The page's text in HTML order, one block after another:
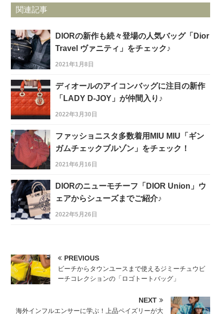
関連記事
DIORの新作も続々登場の人気バッグ「Dior
Travel ヴァニティ」をチェック♪
2021年1月8日
ディオールのアイコンバッグに注目の新作
「LADY D-JOY」が仲間入り♪
2022年3月30日
ファッショニスタ多数着用MIU MIU「ギン
ガムチェックブルゾン」をチェック！
2021年6月16日
DIORのニューモチーフ「DIOR Union」ウ
ェアからシューズまでご紹介♪
2022年5月26日
PREVIOUS
ビーチからタウンユースまで使えるジミーチュウビ
ーチコレクションの「ロゴトートバッグ」
NEXT
海外インフルエンサーに学ぶ！上品ペイズリーが大